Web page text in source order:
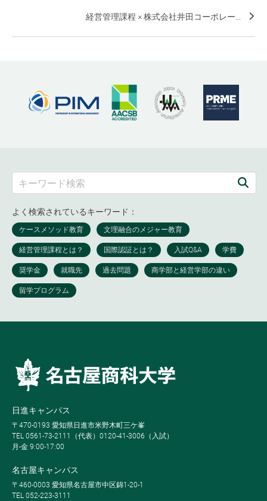
経営管理課程 × 株式会社井田コーポレー...
よく検索されているキーワード：
日進キャンパス
〒470-0193 愛知県日進市米野木町三ケ峯
TEL 0561-73-2111（代表）0120-41-3006（入試）
月-金 9:00-17:00
名古屋キャンパス
〒460-0003 愛知県名古屋市中区錦1-20-1
TEL 052-223-3111